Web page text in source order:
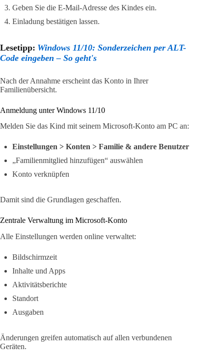
Geben Sie die E-Mail-Adresse des Kindes ein.
Einladung bestätigen lassen.
Lesetipp: Windows 11/10: Sonderzeichen per ALT-
Code eingeben – So geht's
Nach der Annahme erscheint das Konto in Ihrer
Familienübersicht.
Anmeldung unter Windows 11/10
Melden Sie das Kind mit seinem Microsoft-Konto am PC an:
Einstellungen > Konten > Familie & andere Benutzer
„Familienmitglied hinzufügen“ auswählen
Konto verknüpfen
Damit sind die Grundlagen geschaffen.
Zentrale Verwaltung im Microsoft-Konto
Alle Einstellungen werden online verwaltet:
Bildschirmzeit
Inhalte und Apps
Aktivitätsberichte
Standort
Ausgaben
Änderungen greifen automatisch auf allen verbundenen
Geräten.